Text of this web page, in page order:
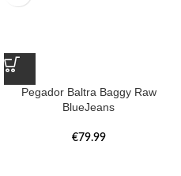
Pegador Baltra Baggy Raw
BlueJeans
€79.99